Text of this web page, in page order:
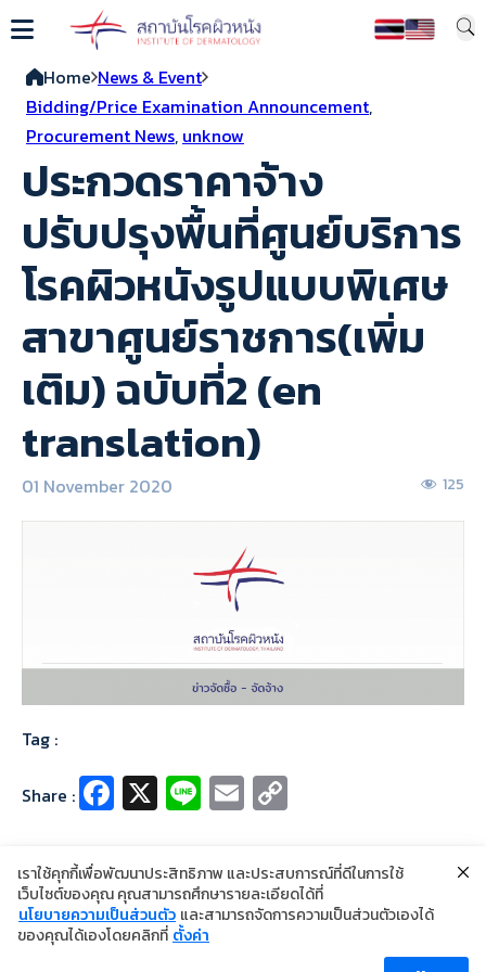
Home News & Event
Bidding/Price Examination Announcement,
Procurement News, unknow
ประกวดราคาจ้าง
ปรับปรุงพื้นที่ศูนย์บริการ
โรคผิวหนังรูปแบบพิเศษ
สาขาศูนย์ราชการ(เพิ่ม
เติม) ฉบับที่2 (en
translation)
01 November 2020 125
Tag :
Share : Fa
ce
b
o
o
X Li
n
e
E
m
ai
l
p
y
Li
©2024 Copyright Institute of Dermatology Thailand
นโยบายการคุ้มครองข้อมูลส่วนบุคคล
เราใช้คุกกี้เพื่อพัฒนาประสิทธิภาพ และประสบการณ์ที่ดีในการใช้
เว็บไซต์ของคุณ คุณสามารถศึกษารายละเอียดได้ที่
นโยบายความเป็นส่วนตัว และสามารถจัดการความเป็นส่วนตัวเองได้
ของคุณได้เองโดยคลิกที่ ตั้งค่า